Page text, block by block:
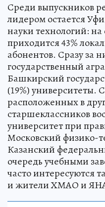
Среди выпускников
лидером остается
науки технологий:
приходится 43%
абонентов. Сразу за
государственный
Башкирский
(19%) университеты.
расположенных в
старшеклассников
университет при
Московский физико-
Казанский
очередь учебными
часто интересуются
и жители ХМАО и